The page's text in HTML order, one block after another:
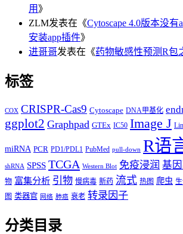
用 》
ZLM发表在《Cytoscape 4.0版本没有
安装app插件》
进哥哥发表在《药物敏感性预测R包
标签
COX CRISPR-Cas9 Cytoscape DNA甲基化
ggplot2 Graphpad GTEx IC50 Image J
miRNA PCR PD1/PDL1 PubMed pull-down R语
shRNA SPSS TCGA Western Blot 免疫浸润 基
物 富集分析 引物 慢病毒 新药 流式 热图 爬虫
图 类器官 网络 肺癌 衰老 转录因子
分类目录